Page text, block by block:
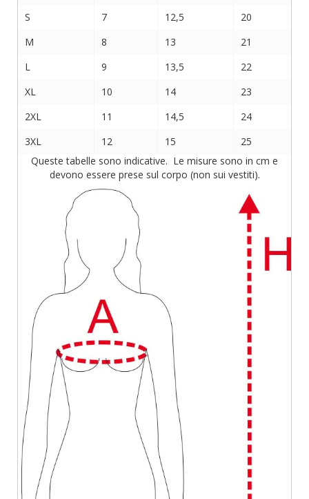
S
7 12,5
20
M
8 13
21
L
9 13,5
22
XL
10 14
23
2XL
11 14,5
24
3XL
12 15
25
Queste tabelle sono indicative. Le misure sono in cm e
devono essere prese sul corpo (non sui vestiti).